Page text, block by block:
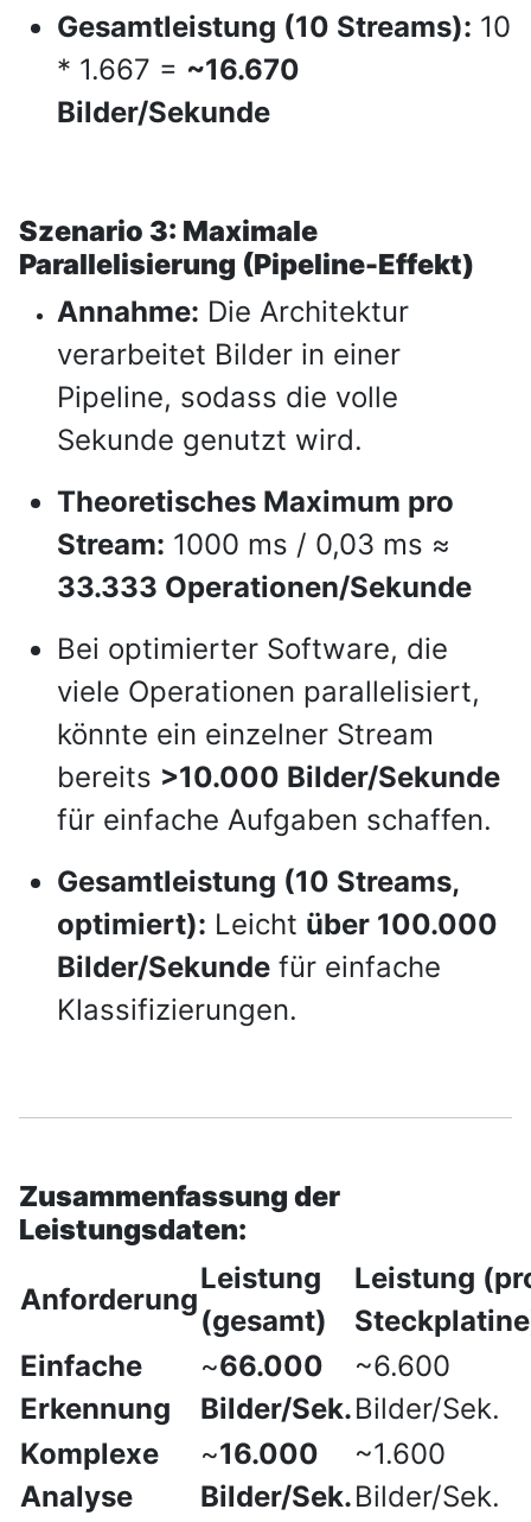
Gesamtleistung (10 Streams): 10
* 1.667 = ~16.670
Bilder/Sekunde
Szenario 3: Maximale
Parallelisierung (Pipeline-Effekt)
Annahme: Die Architektur
verarbeitet Bilder in einer
Pipeline, sodass die volle
Sekunde genutzt wird.
Theoretisches Maximum pro
Stream: 1000 ms / 0,03 ms ≈
33.333 Operationen/Sekunde
Bei optimierter Software, die
viele Operationen parallelisiert,
könnte ein einzelner Stream
bereits >10.000 Bilder/Sekunde
für einfache Aufgaben schaffen.
Gesamtleistung (10 Streams,
optimiert): Leicht über 100.000
Bilder/Sekunde für einfache
Klassifizierungen.
Zusammenfassung der
Leistungsdaten:
Anforderung
Leistung
(gesamt)
Leistung
Einfache
Erkennung
~66.000
Bilder/Sek.
~6.600
Bilder/Sek.
Komplexe
Analyse
~16.000
Bilder/Sek.
~1.600
Bilder/Sek.